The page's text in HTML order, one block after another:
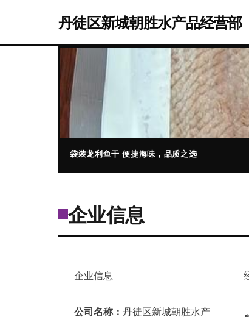
丹徒区新城朝胜水产品经营部
袋装龙利鱼干 便捷海味，品质之选
企业信息
企业信息
公司名称： 丹徒区新城朝胜水产